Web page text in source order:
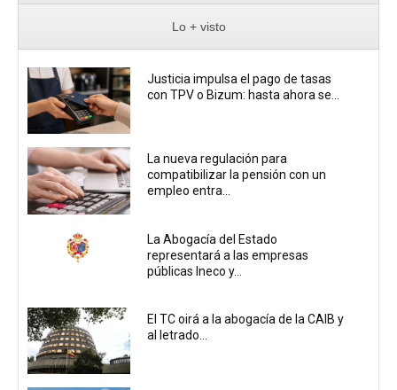
Lo + visto
Justicia impulsa el pago de tasas
con TPV o Bizum: hasta ahora se...
La nueva regulación para
compatibilizar la pensión con un
empleo entra...
La Abogacía del Estado
representará a las empresas
públicas Ineco y...
El TC oirá a la abogacía de la CAIB y
al letrado...